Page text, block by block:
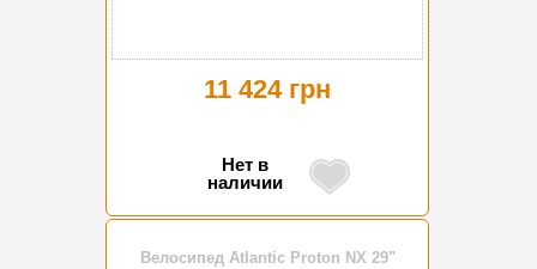
11 424 грн
Нет в
наличии
Велосипед Atlantic Proton NX 29"